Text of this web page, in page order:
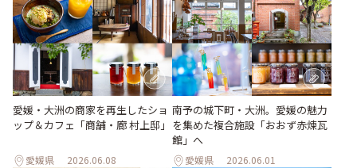
愛媛・大洲の商家を再生したショ
ップ＆カフェ「商舗・廊 村上邸」
愛媛県 2026.06.08
南予の城下町・大洲。愛媛の魅力
を集めた複合施設「おおず赤煉瓦
館」へ
愛媛県 2026.06.01